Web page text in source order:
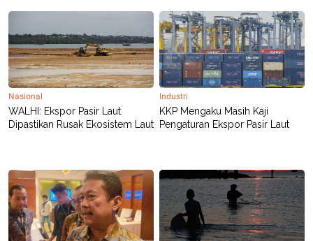
SIBER
PRIVACY
POLICY
Nasional
WALHI: Ekspor Pasir Laut
Dipastikan Rusak Ekosistem Laut
Industri
KKP Mengaku Masih Kaji
Pengaturan Ekspor Pasir Laut